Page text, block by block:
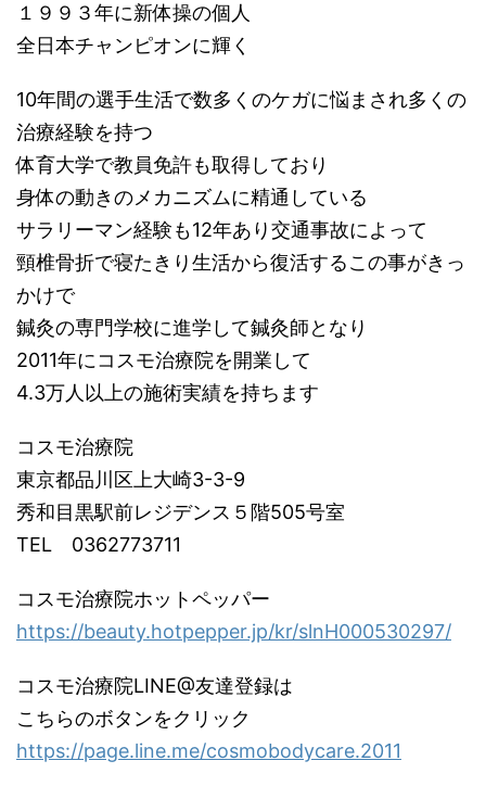
１９９３年に新体操の個人
全日本チャンピオンに輝く
10年間の選手生活で数多くのケガに悩まされ多くの
治療経験を持つ
体育大学で教員免許も取得しており
身体の動きのメカニズムに精通している
サラリーマン経験も12年あり交通事故によって
頸椎骨折で寝たきり生活から復活するこの事がきっ
かけで
鍼灸の専門学校に進学して鍼灸師となり
2011年にコスモ治療院を開業して
4.3万人以上の施術実績を持ちます
コスモ治療院
東京都品川区上大崎3-3-9
秀和目黒駅前レジデンス５階505号室
TEL 0362773711
コスモ治療院ホットペッパー
https://beauty.hotpepper.jp/kr/slnH000530297/
コスモ治療院LINE@友達登録は
こちらのボタンをクリック
https://page.line.me/cosmobodycare.2011